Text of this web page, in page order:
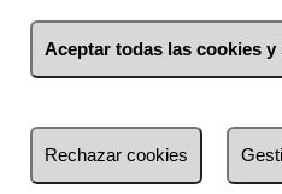
más reciente
Aceptar todas las cookies
Rechazar cookies